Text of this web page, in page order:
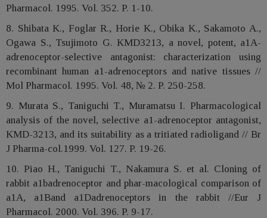
Pharmacol. 1995. Vol. 352. P. 1-10.
8. Shibata K., Foglar R., Horie K., Obika K., Sakamoto A.,
Ogawa S., Tsujimoto G. KMD3213, a novel, potent, a1A-
adrenoceptor-selective antagonist: characterization using
recombinant human a1-adrenoceptors and native tissues //
Mol Pharmacol. 1995. Vol. 48, № 2. P. 250-258.
9. Murata S., Taniguchi T., Muramatsu I. Pharmacological
analysis of the novel, selective a1-adrenoceptor antagonist,
KMD-3213, and its suitability as a tritiated radioligand // Br
J Pharma-col.1999. Vol. 127. P. 19-26.
10. Piao H., Taniguchi T., Nakamura S. et al. Cloning of
rabbit a1badrenoceptor and phar-macological comparison of
a1A, a1Band a1Dadrenoceptors in the rabbit //Eur J
Pharmacol. 2000. Vol. 396. P. 9-17.